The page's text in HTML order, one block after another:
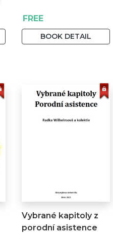
FREE
BOOK DETAIL
Vybrané kapitoly z
porodní asistence